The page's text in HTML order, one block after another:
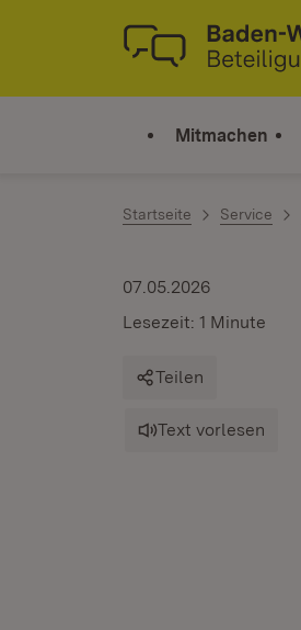
Zum Inhalt springen
Link zur Startseite
Mitmachen
Startseite Service
07.05.2026
Lesezeit: 1 Minute
Teilen
Text vorlesen